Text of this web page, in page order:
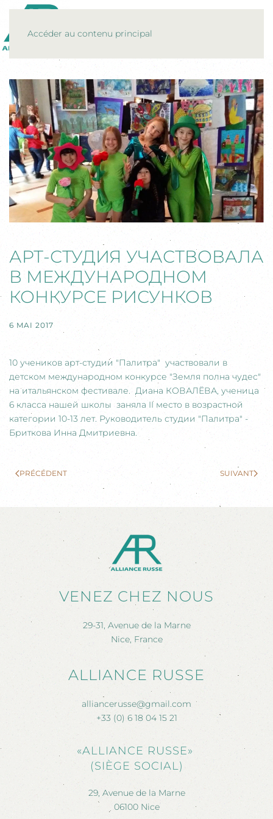
Accéder au contenu principal
АРТ-СТУДИЯ УЧАСТВОВАЛА
В МЕЖДУНАРОДНОМ
КОНКУРСЕ РИСУНКОВ
6 MAI 2017
10 учеников арт-студии "Палитра" участвовали в
детском международном конкурсе "Земля полна чудес"
на итальянском фестивале. Диана КОВАЛЁВА, ученица
6 класса нашей школы заняла II место в возрастной
категории 10-13 лет. Руководитель студии "Палитра" -
Бриткова Инна Дмитриевна.
PRÉCÉDENT SUIVANT
VENEZ CHEZ NOUS
29-31, Avenue de la Marne
Nice, France
ALLIANCE RUSSE
alliancerusse@gmail.com
+33 (0) 6 18 04 15 21
«ALLIANCE RUSSE»
(SIÈGE SOCIAL)
29, Avenue de la Marne
06100 Nice